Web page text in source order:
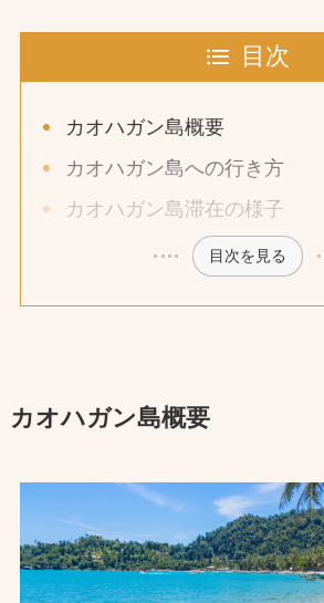
目次
カオハガン島概要
カオハガン島への行き方
カオハガン島滞在の様子
目次を見る
カオハガン島概要